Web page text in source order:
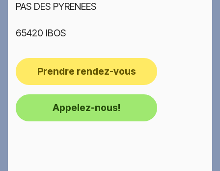
PAS DES PYRENEES
65420 IBOS
Prendre rendez-vous
Appelez-nous!